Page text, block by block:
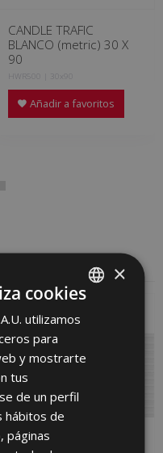
CANDLE TRAFIC
BLANCO (metric) 30 X
90
HWR500 | 30x90
Añadir a favoritos
SPANISH
ENGLISH
GERMAN
×
cookies
utilizamos
para
y mostrarte
tus
de un perfil
hábitos de
páginas